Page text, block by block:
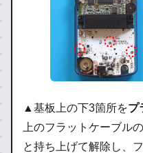
▲基板上の下3箇所をプ
上のフラットケーブル
と持ち上げて解除し、